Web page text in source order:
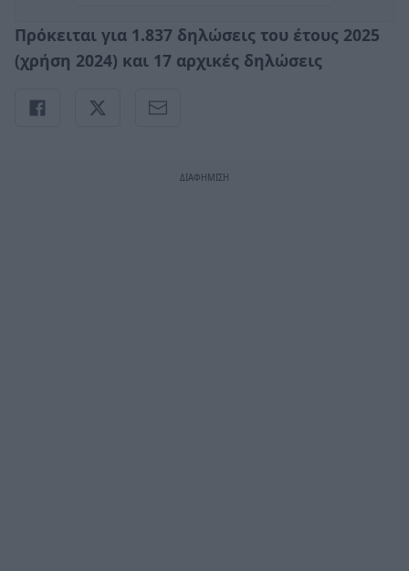
Πρόκειται για 1.837 δηλώσεις του έτους 2025
(χρήση 2024) και 17 αρχικές δηλώσεις